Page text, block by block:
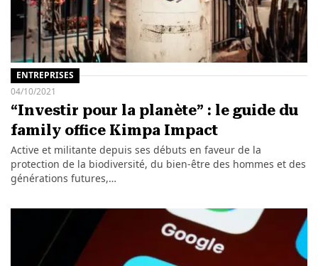
ENTREPRISES
04/10/2021
“Investir pour la planète” : le guide du
family office Kimpa Impact
Active et militante depuis ses débuts en faveur de la
protection de la biodiversité, du bien-être des hommes et des
générations futures,…